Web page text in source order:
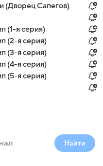
(Дворец Сапегов)
(1-я серия)
(2-я серия)
(3-я серия)
(4-я серия)
(5-я серия)
Найти